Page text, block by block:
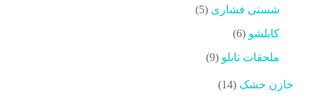
شستی فشاری 5
5
کابلشو 6
6
محصولات
ملحقات تابلو 9
9
خازن خشک
14
14